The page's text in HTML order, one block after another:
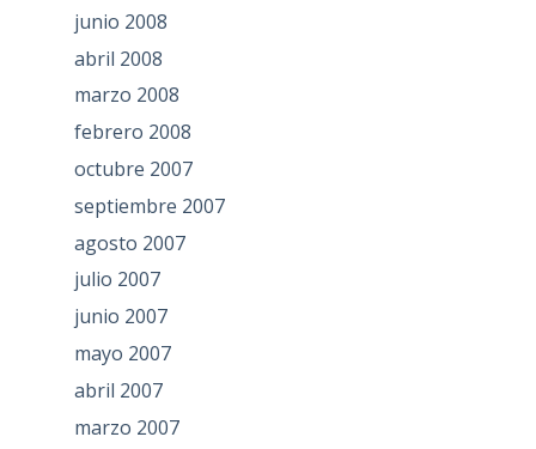
junio 2008
abril 2008
marzo 2008
febrero 2008
octubre 2007
septiembre 2007
agosto 2007
julio 2007
junio 2007
mayo 2007
abril 2007
marzo 2007